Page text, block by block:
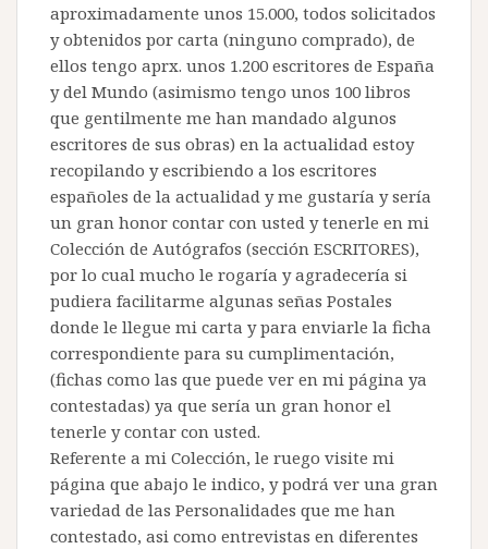
aproximadamente unos 15.000, todos solicitados
y obtenidos por carta (ninguno comprado), de
ellos tengo aprx. unos 1.200 escritores de España
y del Mundo (asimismo tengo unos 100 libros
que gentilmente me han mandado algunos
escritores de sus obras) en la actualidad estoy
recopilando y escribiendo a los escritores
españoles de la actualidad y me gustaría y sería
un gran honor contar con usted y tenerle en mi
Colección de Autógrafos (sección ESCRITORES),
por lo cual mucho le rogaría y agradecería si
pudiera facilitarme algunas señas Postales
donde le llegue mi carta y para enviarle la ficha
correspondiente para su cumplimentación,
(fichas como las que puede ver en mi página ya
contestadas) ya que sería un gran honor el
tenerle y contar con usted.
Referente a mi Colección, le ruego visite mi
página que abajo le indico, y podrá ver una gran
variedad de las Personalidades que me han
contestado, asi como entrevistas en diferentes